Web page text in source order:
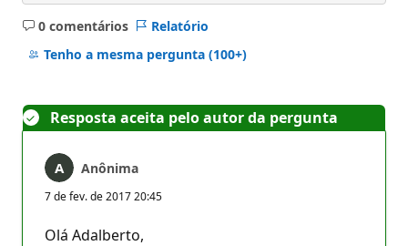
0 comentários
Sem
comentários
Relatório
Tenho a mesma pergunta (100+)
Resposta aceita pelo autor da pergunta
Anônima
7 de fev. de 2017 20:45
Olá Adalberto,